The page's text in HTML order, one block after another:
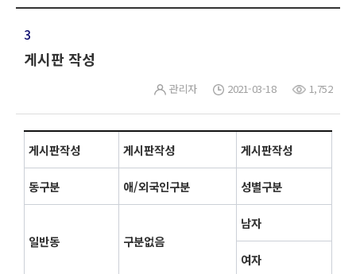
3
게시판 작성
관리자 2021-03-18 1,752
게시판작성 게시판작성 게시판작성
동구분 애/외국인구분 성별구분
일반동 구분없음
남자
여자